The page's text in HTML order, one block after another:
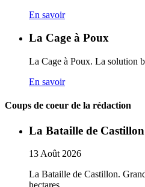
En savoir
La Cage à Poux
La Cage à Poux. La solution
En savoir
Coups de coeur de la rédaction
La Bataille de Castillon
13 Août 2026
La Bataille de Castillon.